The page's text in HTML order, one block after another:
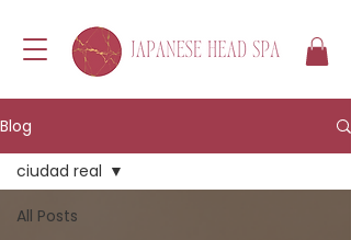
Blog
All Posts
ciudad real